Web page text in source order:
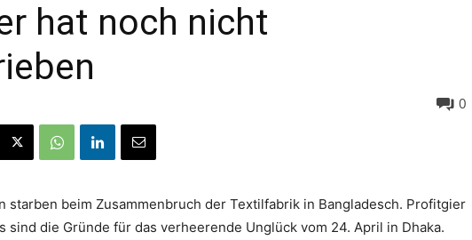
hat noch nicht
0
starben beim Zusammenbruch der Textilfabrik in Bangladesch. Profitgier
sind die Gründe für das verheerende Unglück vom 24. April in Dhaka.